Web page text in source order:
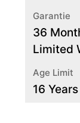
Garantie
36
Limited
Age Limit
16